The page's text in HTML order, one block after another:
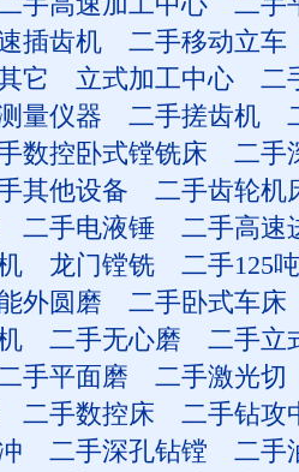
插齿机
二手移动立车
它 立式加工中心
二
量仪器 二手搓齿机
数控卧式镗铣床
二手
其他设备
二手齿轮机
二手电液锤
二手高速
龙门镗铣
二手125
外圆磨
二手卧式车床
二手无心磨
二手立
手平面磨
二手激光切
二手数控床
二手钻攻
二手深孔钻镗
二手